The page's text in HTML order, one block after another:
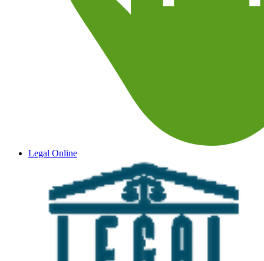
Legal Online